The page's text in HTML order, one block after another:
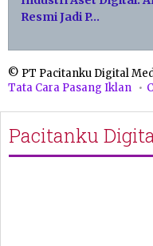
Resmi Jadi P…
© PT Pacitanku Digital
Tata Cara Pasang Iklan
Pacitanku